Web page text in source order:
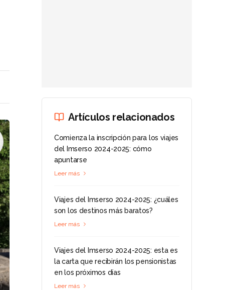
Artículos relacionados
Comienza la inscripción para los viajes
del Imserso 2024-2025: cómo
apuntarse
Leer más
Viajes del Imserso 2024-2025: ¿cuáles
son los destinos más baratos?
Leer más
Viajes del Imserso 2024-2025: esta es
la carta que recibirán los pensionistas
en los próximos días
Leer más